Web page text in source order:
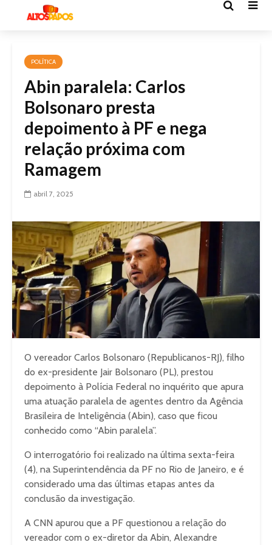
POLÍTICA
Abin paralela: Carlos
Bolsonaro presta
depoimento à PF e nega
relação próxima com
Ramagem
abril 7, 2025
O vereador Carlos Bolsonaro (Republicanos-RJ), filho
do ex-presidente Jair Bolsonaro (PL), prestou
depoimento à Polícia Federal no inquérito que apura
uma atuação paralela de agentes dentro da Agência
Brasileira de Inteligência (Abin), caso que ficou
conhecido como “Abin paralela”.
O interrogatório foi realizado na última sexta-feira
(4), na Superintendência da PF no Rio de Janeiro, e é
considerado uma das últimas etapas antes da
conclusão da investigação.
A CNN apurou que a PF questionou a relação do
vereador com o ex-diretor da Abin, Alexandre